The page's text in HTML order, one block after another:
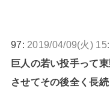
97: 2019/04/09(火)
巨人の若い投手って
させてその後全く長